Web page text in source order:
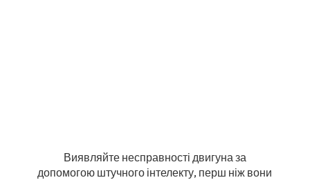
Виявляйте несправності двигуна за
допомогою штучного інтелекту, перш ніж вони